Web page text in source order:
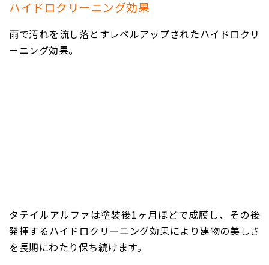
ハイドロクリーニング効果
雨で汚れを流し落とすレベルアップされたハイドロクリ
ーニング効果。
タテイルアルファは塗装後1ヶ月ほどで成膜し、その後
発揮するハイドロクリーニング効果により建物の美しさ
を長期にわたり保ち続けます。